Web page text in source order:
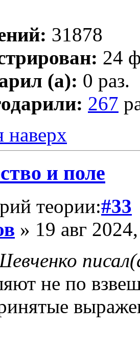
31878
24
(а): 0 раз.
267
наверх
и поле
теории:#33
» 19 авг
не по